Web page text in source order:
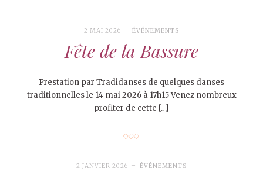
2 MAI 2026 ÉVÉNEMENTS
Fête de la Bassure
Prestation par Tradidanses de quelques danses
traditionnelles le 14 mai 2026 à 17h15 Venez nombreux
profiter de cette […]
2 JANVIER 2026 ÉVÉNEMENTS